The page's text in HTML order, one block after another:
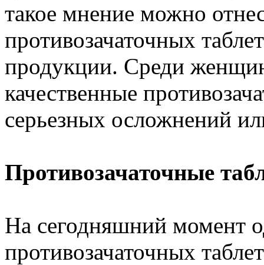
такое мнение можно
противозачаточных
продукции. Среди
качественные
серьезных осложнений
Противозачаточные
На сегодняшний момент
противозачаточных